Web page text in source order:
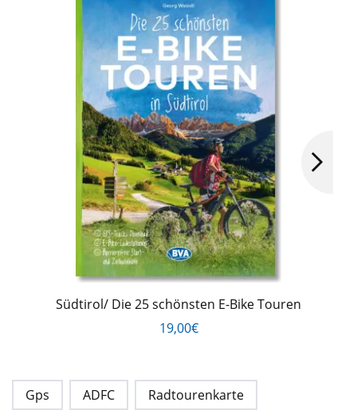
Südtirol/ Die 25 schönsten E-Bike Touren
19,00€
Gps ADFC Radtourenkarte